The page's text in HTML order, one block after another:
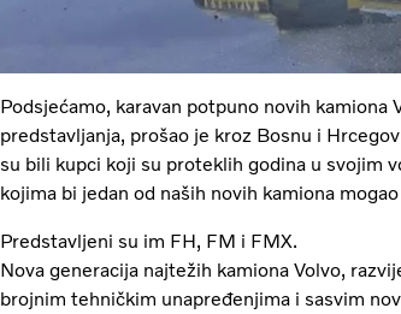
Podsjećamo, karavan potpuno novih
predstavljanja, prošao je kroz Bosnu i
su bili kupci koji su proteklih godina u svojim
kojima bi jedan od naših novih kamiona
Predstavljeni su im FH, FM i FMX.
Nova generacija najtežih kamiona Volvo,
brojnim tehničkim unapređenjima i sasvim